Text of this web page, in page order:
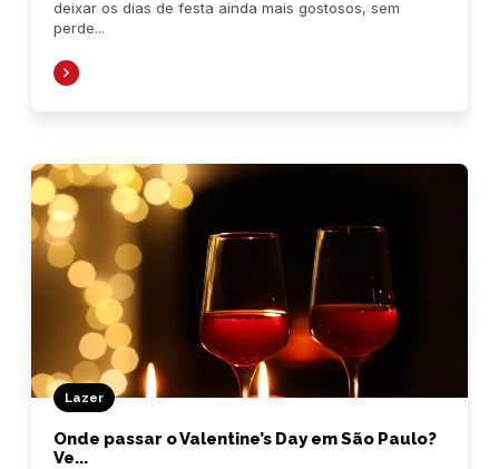
deixar os dias de festa ainda mais gostosos, sem
perde...
Lazer
Onde passar o Valentine’s Day em São Paulo?
Ve...